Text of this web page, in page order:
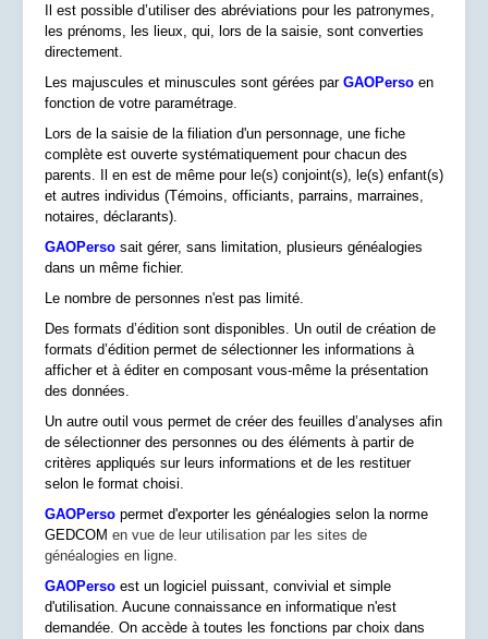
Il est possible d’utiliser des abréviations pour les patronymes,
les prénoms, les lieux, qui, lors de la saisie, sont converties
directement.
Les majuscules et minuscules sont gérées par GAOPerso en
fonction de votre paramétrage
Lors de la saisie de la filiation d'un personnage, une fiche
complète est ouverte systématiquement pour chacun des
parents. Il en est de même pour le(s) conjoint(s), le(s) enfant(s)
et autres individus (Témoins, officiants, parrains, marraines,
notaires, déclarants).
GAOPerso sait gérer, sans limitation, plusieurs généalogies
dans un même fichier.
Le nombre de personnes n'est pas limité.
Des formats d’édition sont disponibles. Un outil de création de
formats d’édition permet de sélectionner les informations à
afficher et à éditer en composant vous-même la présentation
des données.
Un autre outil vous permet de créer des feuilles d’analyses afin
de sélectionner des personnes ou des éléments à partir de
critères appliqués sur leurs informations et de les restituer
selon le format choisi.
GAOPerso permet d'exporter les généalogies selon la norme
GEDCOM en vue de leur utilisation par les sites de
généalogies en ligne.
GAOPerso est un logiciel puissant, convivial et simple
d'utilisation. Aucune connaissance en informatique n'est
demandée. On accède à toutes les fonctions par choix dans